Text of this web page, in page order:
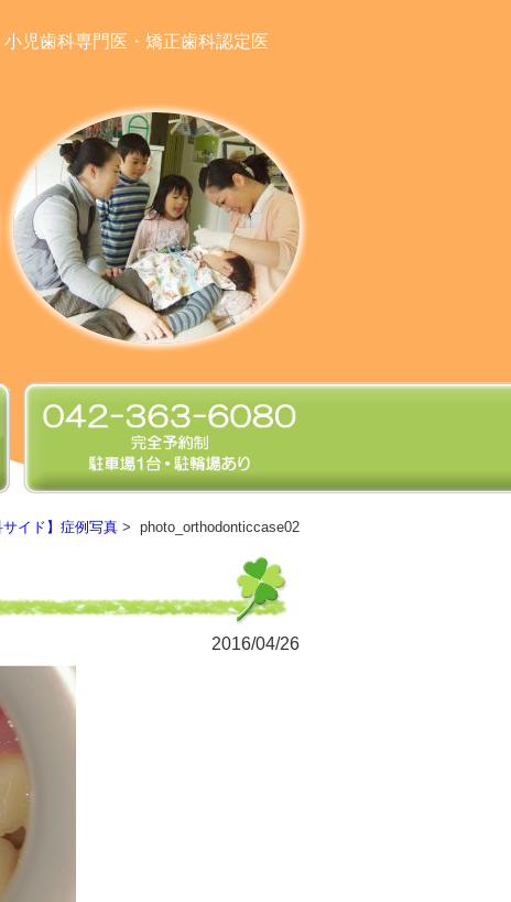
小児歯科専門医・矯正歯科認定医
サイド】症例写真 > photo_orthodonticcase02
2016/04/26